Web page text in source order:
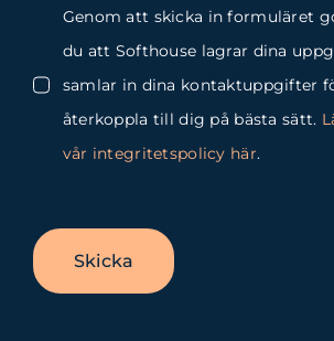
Genom att skicka in formuläret
du att Softhouse lagrar dina
samlar in dina kontaktuppgifter
återkoppla till dig på bästa sätt.
vår integritetspolicy här.
Skicka